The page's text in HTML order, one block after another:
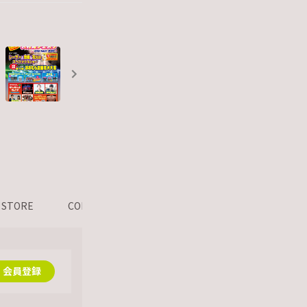
STORE CONTACT
会員登録